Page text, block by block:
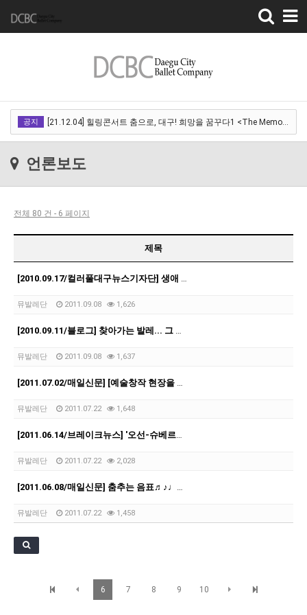
Toggle
navigation
공지 [21.12.04] 힐링콘서트 춤으로, 대구! 희망을 꿈꾸다1 <The Memory of …
[21.11.13] 호두까기인형 아양아트센터
언론보도
전체 80 건 - 6 페이지
제목
[2010.09.17/컬러풀대구뉴스기자단] 생애 처음 보는 발레이야기
뮤발레단 2011.09.08 1,626
[2010.09.11/블로그] 찾아가는 발레... 그 아름다움 속으로
뮤발레단 2011.09.08 1,637
[2011.07.02/매일신문] [예술창작 현장을 찾아서] … 우혜영 뮤발레단
뮤발레단 2011.07.22 1,648
[2011.06.14/브레이크뉴스] '오선-슈베르트의 예술과 사랑'
뮤발레단 2011.07.22 2,028
[2011.06.08/매일신문] 춤추는 음표♬♪♩…우혜영 뮤발레컴퍼니 발레공연
뮤발레단 2011.07.22 1,458
6 7 8 9 10